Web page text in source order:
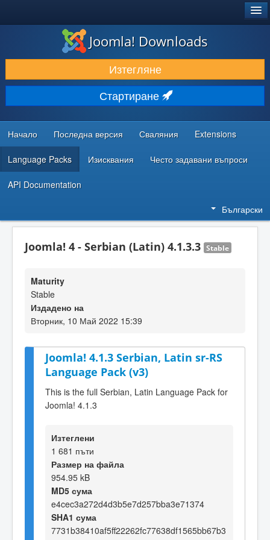
ИЗТЕГЛЯНЕ & РАЗШИРЯВАНЕ
ОТКРИВАЙТЕ & УЧЕТЕ
ОБЩНОСТ & ПОДДРЪЖКА
РЕСУРСИ ЗА РАЗРАБОТКА
Joomla! Downloads
Изтегляне
Стартиране
Начало Последна версия Сваляния Extensions
Language Packs Изисквания Често задавани въпроси
API Documentation
Български
Joomla! 4 - Serbian (Latin) 4.1.3.3 Stable
Maturity
Stable
Издадено на
Вторник, 10 Май 2022 15:39
Joomla! 4.1.3 Serbian, Latin sr-RS
Language Pack (v3)
This is the full Serbian, Latin Language Pack for
Joomla! 4.1.3
Изтеглени
1 681 пъти
Размер на файла
954.95 kB
MD5 сума
e4cec3a272d4d3b5e7d257bba3e71374
SHA1 сума
7731b38410af5ff22262fc77638df1565bb67b3